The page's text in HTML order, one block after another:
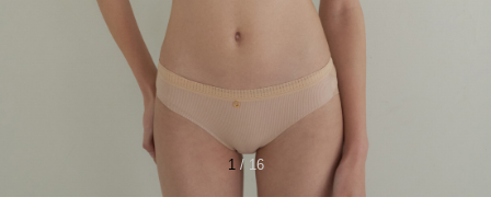
1/ 16